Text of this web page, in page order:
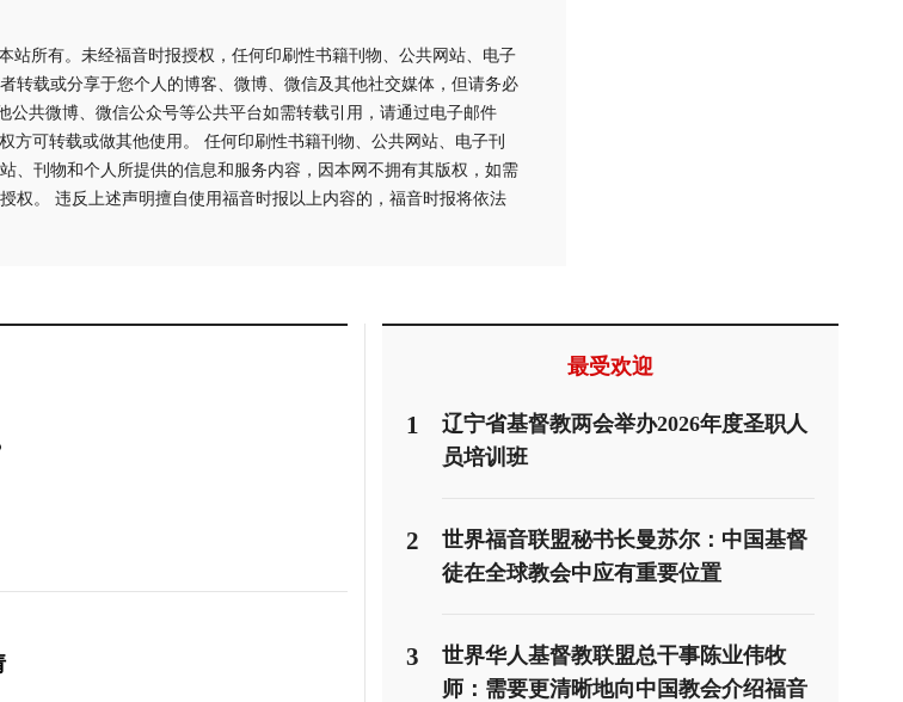
站所有。未经福音时报授权，任何印刷性书籍刊物、公共网站、电子
转载或分享于您个人的博客、微博、微信及其他社交媒体，但请务必
公共微博、微信公众号等公共平台如需转载引用，请通过电子邮件
方可转载或做其他使用。 任何印刷性书籍刊物、公共网站、电子刊
、刊物和个人所提供的信息和服务内容，因本网不拥有其版权，如需
权。 违反上述声明擅自使用福音时报以上内容的，福音时报将依法
最受欢迎
1
辽宁省基督教两会举办2026年度圣职人
员培训班
2
世界福音联盟秘书长曼苏尔：中国基督
徒在全球教会中应有重要位置
3
世界华人基督教联盟总干事陈业伟牧
师：需要更清晰地向中国教会介绍福音